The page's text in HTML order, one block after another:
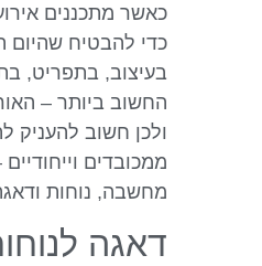
כאשר מתכננים
כדי להבטיח שהיום
בעיצוב, בתפריט,
החשוב ביותר –
ולכן חשוב להעניק
מחשבה, נוחות
דאגה